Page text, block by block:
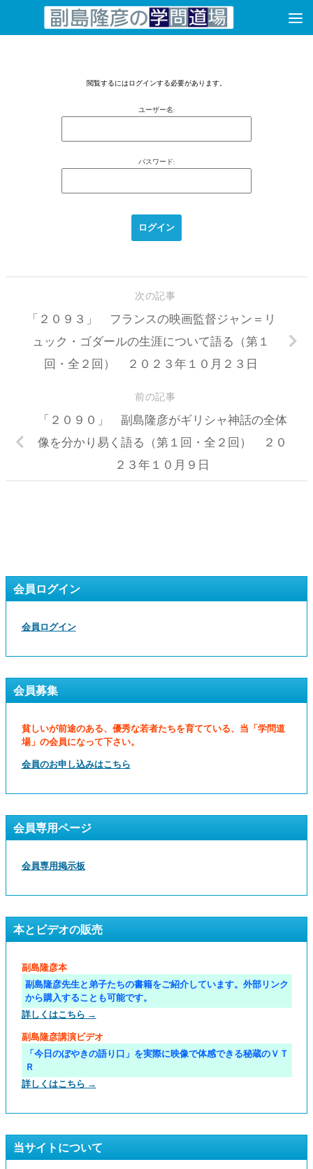
コンテンツへスキップ
閲覧するにはログインする必要があります。
ユーザー名:
パスワード:
次の記事
「２０９３」 フランスの映画監督ジャン＝リ
ュック・ゴダールの生涯について語る（第１
回・全２回） ２０２３年１０月２３日
前の記事
「２０９０」 副島隆彦がギリシャ神話の全体
像を分かり易く語る（第１回・全２回） ２０
２３年１０月９日
会員ログイン
会員ログイン
会員募集
貧しいが前途のある、優秀な若者たちを育てている、当「学問道
場」の会員になって下さい。
会員のお申し込みはこちら
会員専用ページ
会員専用掲示板
本とビデオの販売
副島隆彦本
副島隆彦先生と弟子たちの書籍をご紹介しています。外部リンク
から購入することも可能です。
詳しくはこちら →
副島隆彦講演ビデオ
「今日のぼやきの語り口」を実際に映像で体感できる秘蔵のＶＴ
Ｒ
詳しくはこちら →
当サイトについて